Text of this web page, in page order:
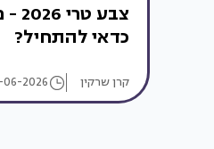
כדאי להתחיל?
קרן שרקין 06-2026